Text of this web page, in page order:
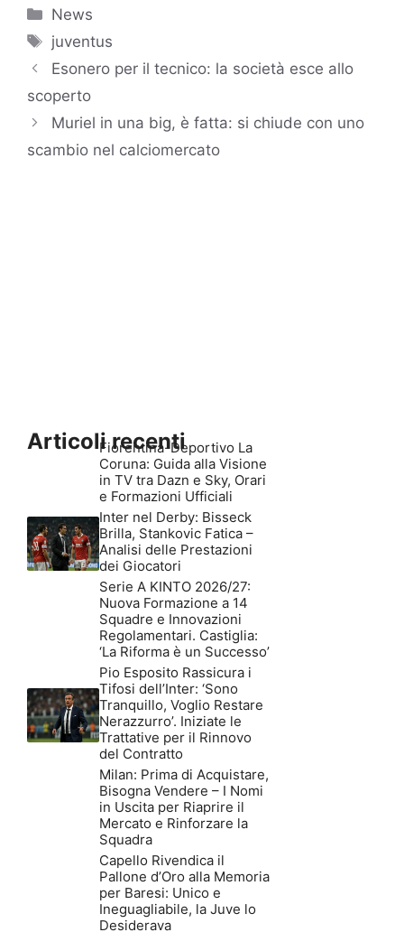
Categorie
News
Tag
juventus
Esonero per il tecnico: la società esce allo
scoperto
Muriel in una big, è fatta: si chiude con uno
scambio nel calciomercato
Articoli recenti
Fiorentina-Deportivo La
Coruna: Guida alla Visione
in TV tra Dazn e Sky, Orari
e Formazioni Ufficiali
Inter nel Derby: Bisseck
Brilla, Stankovic Fatica –
Analisi delle Prestazioni
dei Giocatori
Serie A KINTO 2026/27:
Nuova Formazione a 14
Squadre e Innovazioni
Regolamentari. Castiglia:
‘La Riforma è un Successo’
Pio Esposito Rassicura i
Tifosi dell’Inter: ‘Sono
Tranquillo, Voglio Restare
Nerazzurro’. Iniziate le
Trattative per il Rinnovo
del Contratto
Milan: Prima di Acquistare,
Bisogna Vendere – I Nomi
in Uscita per Riaprire il
Mercato e Rinforzare la
Squadra
Capello Rivendica il
Pallone d’Oro alla Memoria
per Baresi: Unico e
Ineguagliabile, la Juve lo
Desiderava